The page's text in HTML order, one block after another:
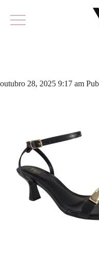
outubro 28, 2025 9:17 am